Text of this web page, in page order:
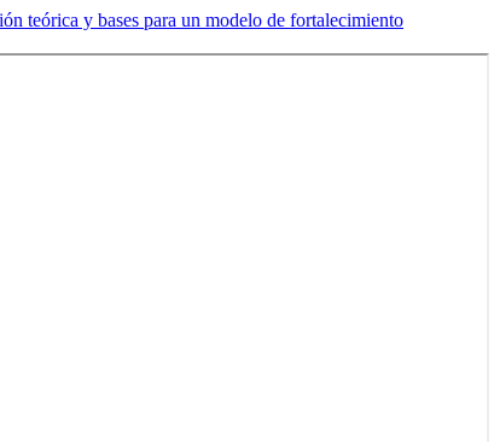
teórica y bases para un modelo de fortalecimiento